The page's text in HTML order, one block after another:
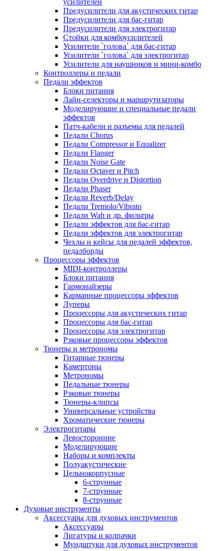
усилителей
Предусилители для акустических гитар
Предусилители для бас-гитар
Предусилители для электрогитар
Стойки для комбоусилителей
Усилители `голова` для бас-гитар
Усилители `голова` для электрогитар
Усилители для наушников и мини-комбо
Контроллеры и педали
Педали эффектов
Блоки питания
Лайн-селекторы и маршрутизаторы
Моделирующие и специальные педали
эффектов
Патч-кабели и разъемы для педалей
Педали Chorus
Педали Compressor и Equalizer
Педали Flanger
Педали Noise Gate
Педали Octaver и Pitch
Педали Overdrive и Distortion
Педали Phaser
Педали Reverb/Delay
Педали Tremolo/Vibrato
Педали Wah и др. фильтры
Педали эффектов для бас-гитар
Педали эффектов для электрогитар
Чехлы и кейсы для педалей эффектов,
педалборды
Процессоры эффектов
MIDI-контроллеры
Блоки питания
Гармонайзеры
Карманные процессоры эффектов
Луперы
Процессоры для акустических гитар
Процессоры для бас-гитар
Процессоры для электрогитар
Рэковые процессоры эффектов
Тюнеры и метрономы
Гитарные тюнеры
Камертоны
Метрономы
Педальные тюнеры
Рэковые тюнеры
Тюнеры-клипсы
Универсальные устройства
Хроматические тюнеры
Электрогитары
Левосторонние
Моделирующие
Наборы и комплекты
Полуакустические
Цельнокорпусные
6-струнные
7-струнные
8-струнные
Духовые инструменты
Аксессуары для духовых инструментов
Аксессуары
Лигатуры и колпачки
Мундштуки для духовых инструментов